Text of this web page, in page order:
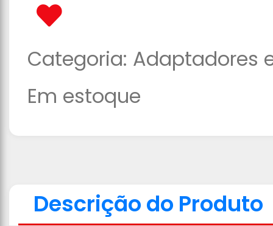
Categoria: Adaptadores
Em estoque
Descrição do Produto